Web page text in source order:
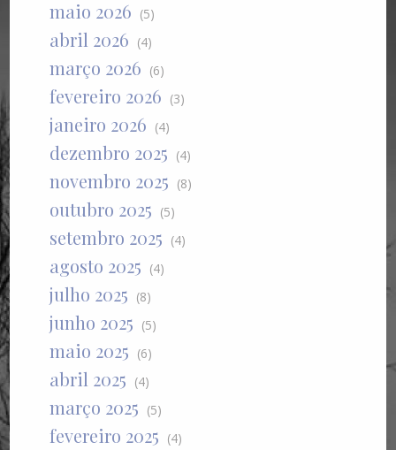
maio 2026 (5)
abril 2026 (4)
março 2026 (6)
fevereiro 2026 (3)
janeiro 2026 (4)
dezembro 2025 (4)
novembro 2025 (8)
outubro 2025 (5)
setembro 2025 (4)
agosto 2025 (4)
julho 2025 (8)
junho 2025 (5)
maio 2025 (6)
abril 2025 (4)
março 2025 (5)
fevereiro 2025 (4)